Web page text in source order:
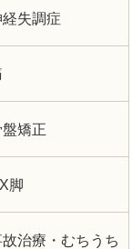
経失調症
矯正
脚
治療・むちうち